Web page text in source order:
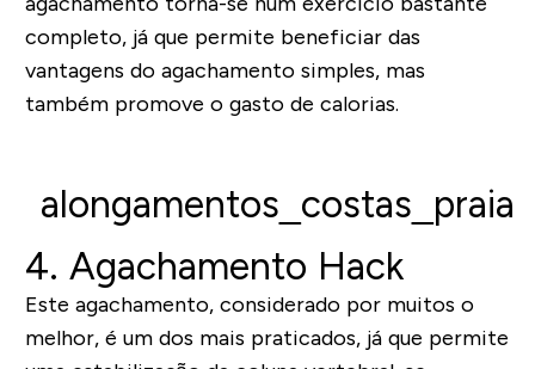
completo, já que permite beneficiar das
vantagens do agachamento simples, mas
também promove o gasto de calorias.
4. Agachamento Hack
Este agachamento, considerado por muitos o
melhor, é um dos mais praticados, já que permite